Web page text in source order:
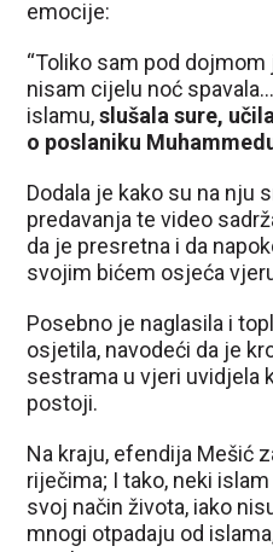
emocije:
“Toliko sam pod dojmom
nisam cijelu noć
islamu,slušala sure,
o poslaniku
Dodala je kako su na nju
predavanja te video
da je presretna i da
svojim bićem osjeća
Posebno je naglasila i
osjetila, navodeći da je
sestrama u vjeri uvidjela
postoji.
Na kraju, efendija Mešić
riječima; I tako, neki
svoj način života, iako
mnogi otpadaju od